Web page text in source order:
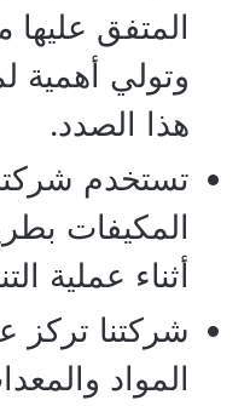
المتفق عليها
وتولي أهمية
هذا الصدد.
تستخدم
المكيفات
أثناء عملية
شركتنا تركز
المواد